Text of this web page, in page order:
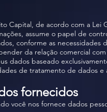
Capital, de acordo com a Lei
assume o papel de
conforme as necessidades
da relação comercial
dados baseado
de tratamento de dados e
fornecidos
você nos fornece dados